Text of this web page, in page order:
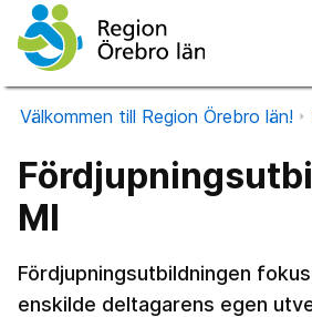
Välkommen till Region Örebro län!
MI
Fördjupningsutbildningen
enskilde deltagarens egen